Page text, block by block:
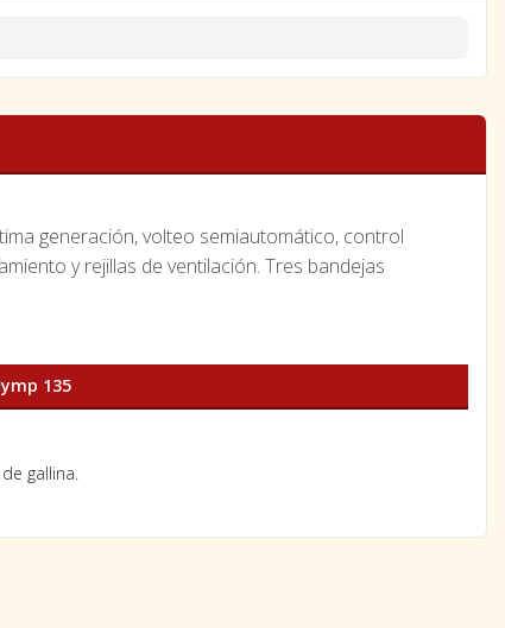
generación, volteo semiautomático, control
y rejillas de ventilación. Tres bandejas
135
gallina.